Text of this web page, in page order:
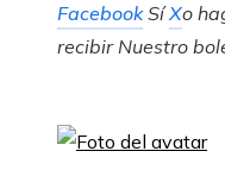
FacebookSíXo
recibirNuestro